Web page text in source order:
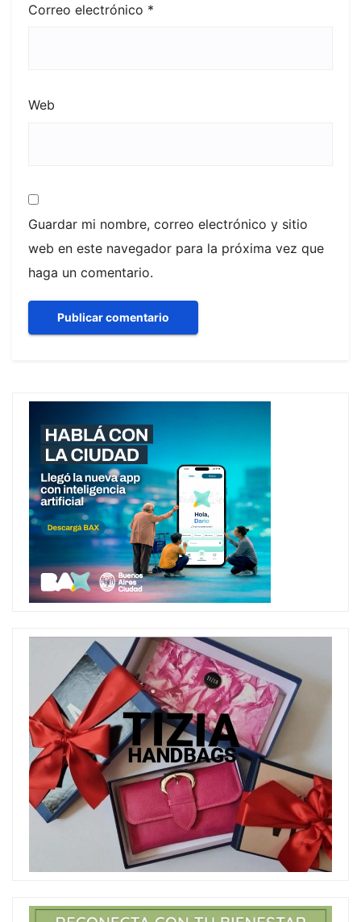
Correo electrónico *
Web
Guardar mi nombre, correo electrónico y sitio
web en este navegador para la próxima vez que
haga un comentario.